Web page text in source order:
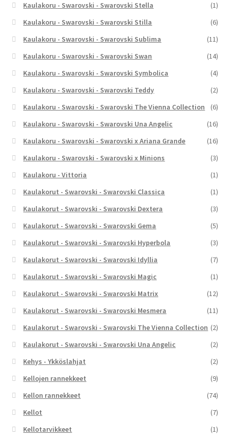
Kaulakoru - Swarovski - Swarovski Stella
(1)
Kaulakoru - Swarovski - Swarovski Stilla
(6)
Kaulakoru - Swarovski - Swarovski Sublima
(11)
Kaulakoru - Swarovski - Swarovski Swan
(14)
Kaulakoru - Swarovski - Swarovski Symbolica
(4)
Kaulakoru - Swarovski - Swarovski Teddy
(2)
Kaulakoru - Swarovski - Swarovski The Vienna Collection
(6)
Kaulakoru - Swarovski - Swarovski Una Angelic
(16)
Kaulakoru - Swarovski - Swarovski x Ariana Grande
(16)
Kaulakoru - Swarovski - Swarovski x Minions
(3)
Kaulakoru - Vittoria
(1)
Kaulakorut - Swarovski - Swarovski Classica
(1)
Kaulakorut - Swarovski - Swarovski Dextera
(3)
Kaulakorut - Swarovski - Swarovski Gema
(5)
Kaulakorut - Swarovski - Swarovski Hyperbola
(3)
Kaulakorut - Swarovski - Swarovski Idyllia
(7)
Kaulakorut - Swarovski - Swarovski Magic
(1)
Kaulakorut - Swarovski - Swarovski Matrix
(12)
Kaulakorut - Swarovski - Swarovski Mesmera
(11)
Kaulakorut - Swarovski - Swarovski The Vienna Collection (2)
Kaulakorut - Swarovski - Swarovski Una Angelic
(2)
Kehys - Ykköslahjat
(2)
Kellojen rannekkeet
(9)
Kellon rannekkeet
(74)
Kellot
(7)
Kellotarvikkeet
(1)